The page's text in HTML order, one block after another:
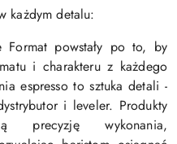
każdym detalu:
powstały po to, by
i charakteru z każdego
espresso to sztuka detali -
i leveler. Produkty
precyzję wykonania,